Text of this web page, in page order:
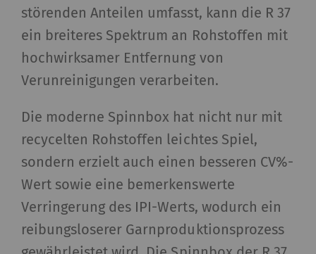
störenden Anteilen umfasst, kann die R 37
ein breiteres Spektrum an Rohstoffen mit
hochwirksamer Entfernung von
Verunreinigungen verarbeiten.
Die moderne Spinnbox hat nicht nur mit
recycelten Rohstoffen leichtes Spiel,
sondern erzielt auch einen besseren CV%-
Wert sowie eine bemerkenswerte
Verringerung des IPI-Werts, wodurch ein
reibungsloserer Garnproduktionsprozess